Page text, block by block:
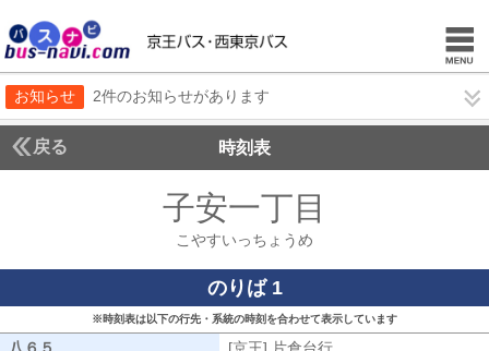
お知らせ 2件のお知らせがあります
戻る 時刻表
子安一丁目
こやすいっちょうめ
のりば 1
※時刻表は以下の行先・系統の時刻を合わせて表示しています